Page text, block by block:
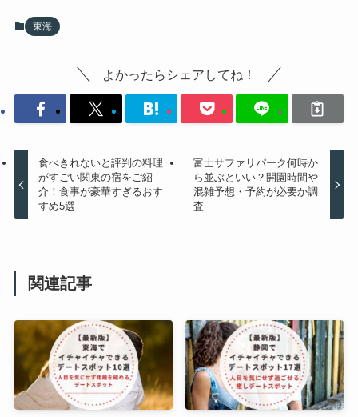
東海
よかったらシェアしてね！
食べきれないと評判の料理
がすごい関東の宿をご紹
介！食事が豪華すぎるおす
すめ5選
富士サファリパーク何時か
ら並ぶといい？開園時間や
混雑予想・予約が必要か調
査
関連記事